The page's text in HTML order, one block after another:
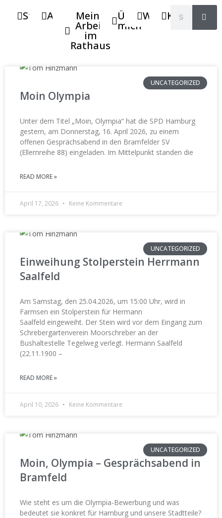
StartseiteAktuelles
Meine
Arbeit
im
Rathaus
Über
mich
WahlkreisKontakt
UNCATEGORIZED
Moin Olympia
Unter dem Titel „Moin, Olympia“ hat die SPD Hamburg
gestern, am Donnerstag, 16. April 2026, zu einem
offenen Gesprächsabend in den Bramfelder SV
(Ellernreihe 88) eingeladen. Im Mittelpunkt standen die
READ MORE »
April 17, 2026 Keine Kommentare
UNCATEGORIZED
Einweihung Stolperstein Herrmann
Saalfeld
Am Samstag, den 25.04.2026, um 15:00 Uhr, wird in
Farmsen ein Stolperstein für Hermann
Saalfeld eingeweiht. Der Stein wird vor dem Eingang zum
Schrebergartenverein Moorschreber an der
Bushaltestelle Tegelweg verlegt. Hermann Saalfeld
(22.11.1900 –
READ MORE »
April 10, 2026 Keine Kommentare
UNCATEGORIZED
Moin, Olympia – Gesprächsabend in
Bramfeld
Wie steht es um die Olympia-Bewerbung und was
bedeutet sie konkret für Hamburg und unsere Stadtteile?